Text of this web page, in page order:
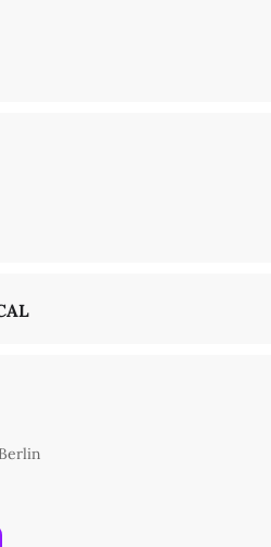
und Deutsch von Iryna